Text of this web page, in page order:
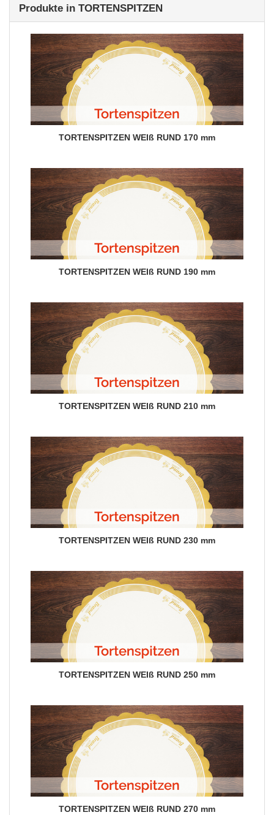
Produkte in TORTENSPITZEN
TORTENSPITZEN WEIß RUND 170 mm
TORTENSPITZEN WEIß RUND 190 mm
TORTENSPITZEN WEIß RUND 210 mm
TORTENSPITZEN WEIß RUND 230 mm
TORTENSPITZEN WEIß RUND 250 mm
TORTENSPITZEN WEIß RUND 270 mm